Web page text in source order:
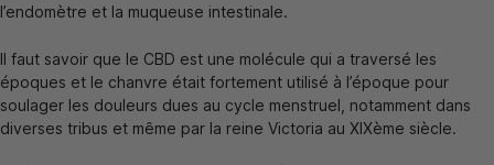
l’endomètre et la muqueuse intestinale.
Il faut savoir que le CBD est une molécule qui a traversé les
époques et le chanvre était fortement utilisé à l’époque pour
soulager les douleurs dues au cycle menstruel, notamment dans
diverses tribus et même par la reine Victoria au XIXème siècle.